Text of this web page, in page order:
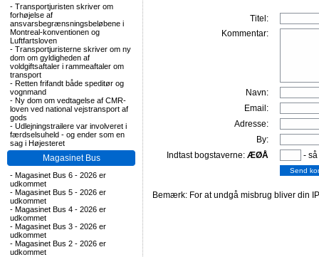
- Transportjuristen skriver om
forhøjelse af
ansvarsbegrænsningsbeløbene i
Montreal-konventionen og
Luftfartsloven
- Transportjuristerne skriver om ny
dom om gyldigheden af
voldgiftsaftaler i rammeaftaler om
transport
- Retten frifandt både speditør og
vognmand
- Ny dom om vedtagelse af CMR-
loven ved national vejstransport af
gods
- Udlejningstrailere var involveret i
færdselsuheld - og ender som en
sag i Højesteret
Magasinet Bus
- Magasinet Bus 6 - 2026 er
udkommet
- Magasinet Bus 5 - 2026 er
udkommet
- Magasinet Bus 4 - 2026 er
udkommet
- Magasinet Bus 3 - 2026 er
udkommet
- Magasinet Bus 2 - 2026 er
udkommet
Titel:
Kommentar:
Navn:
Email:
Adresse:
By:
Indtast bogstaverne: ÆØÅ -
Bemærk: For at undgå misbrug bliver din